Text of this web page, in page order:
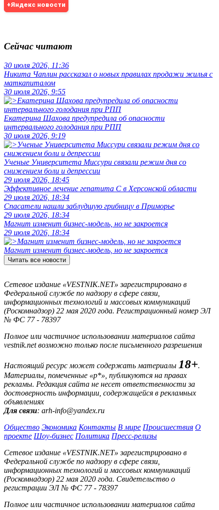
+Яндекс новости
Сейчас читают
30 июля 2026, 11:36
Никита Чаплин рассказал о новых правилах продажи жилья с
маткапиталом
30 июля 2026, 9:55
Екатерина Шахова предупредила об опасности
интервального голодания при РПП
30 июля 2026, 9:19
Ученые Университета Миссури связали режим дня со
снижением боли и депрессии
29 июля 2026, 18:45
Эффективное лечение гепатита C в Херсонской области
29 июля 2026, 18:34
Спасатели нашли заблудшую грибницу в Приморье
29 июля 2026, 18:34
Магнит изменит бизнес-модель, но не закроется
29 июля 2026, 18:34
Магнит изменит бизнес-модель, но не закроется
Читать все новости
Сетевое издание «VESTNIK.NET» зарегистрировано в
Федеральной службе по надзору в сфере связи,
информационных технологий и массовых коммуникаций
(Роскомнадзор) 22 мая 2020 года. Регистрационный номер ЭЛ
№ ФС 77 - 78397
Полное или частичное использовании материалов сайта
vestnik.net возможно только после письменного разрешения
Настоящий ресурс может содержать материалы 18+.
Материалы, помеченные «р*», публикуются на правах
рекламы. Редакция сайта не несет ответственности за
достоверность информации, содержащейся в рекламных
объявлениях
Для связи: arh-info@yandex.ru
Общество Экономика Контакты В мире Происшествия О
проекте Шоу-бизнес Политика Пресс-релизы
Сетевое издание «VESTNIK.NET» зарегистрировано в
Федеральной службе по надзору в сфере связи,
информационных технологий и массовых коммуникаций
(Роскомнадзор) 22 мая 2020 года. Свидетельство о
регистрации ЭЛ № ФС 77 - 78397
Полное или частичное использовании материалов сайта